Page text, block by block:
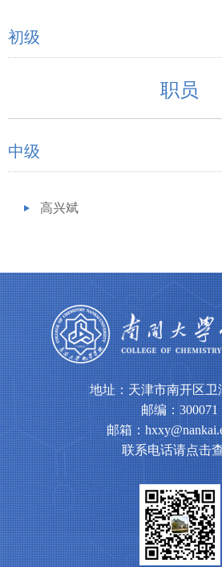
初级
职员
中级
高兴斌
地址：天津市南开区卫
邮编：300071
邮箱：
联系电话请点击